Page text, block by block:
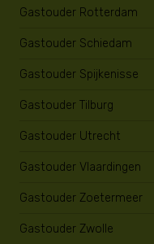
Gastouder Rotterdam
Gastouder Schiedam
Gastouder Spijkenisse
Gastouder Tilburg
Gastouder Utrecht
Gastouder Vlaardingen
Gastouder Zoetermeer
Gastouder Zwolle